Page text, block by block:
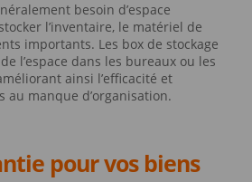
besoin d’espace
l’inventaire, le matériel de
importants. Les box de stockage
l’espace dans les bureaux ou les
ainsi l’efficacité et
au manque d’organisation.
pour vos biens